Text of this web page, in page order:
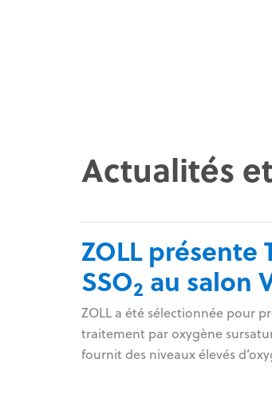
Actualités
ZOLL présente
SSO2 au salon
ZOLL a été sélectionnée pour
traitement par oxygène
fournit des niveaux élevés